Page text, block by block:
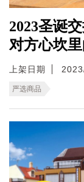
2023圣诞
对方心坎
上架日期
严选商品